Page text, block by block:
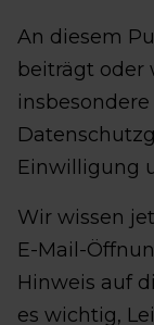
An diesem
beiträgt oder
Einwilligung
Wir wissen
E-Mail-
Hinweis auf
es wichtig,